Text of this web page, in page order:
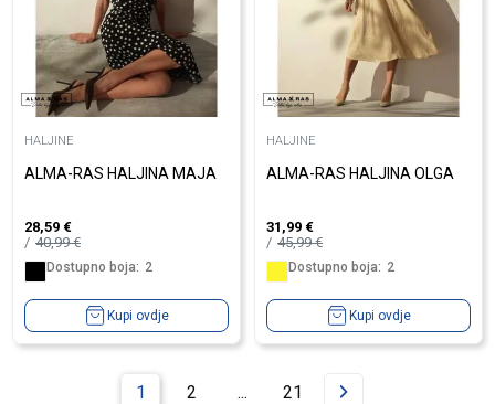
HALJINE
ALMA-RAS HALJINA MAJA
28,59 €
40,99€
Dostupno boja: 2
Kupi ovdje
HALJINE
ALMA-RAS HALJINA OLGA
31,99 €
45,99€
Dostupno boja: 2
Kupi ovdje
1 2 ... 21